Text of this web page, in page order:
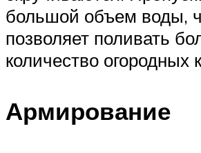
большой объем воды,
позволяет поливать
количество огородных
Армирование